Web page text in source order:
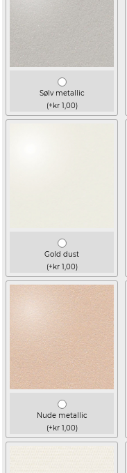
Sølv metallic
(+kr 1,00)
Gold dust
(+kr 1,00)
Nude metallic
(+kr 1,00)